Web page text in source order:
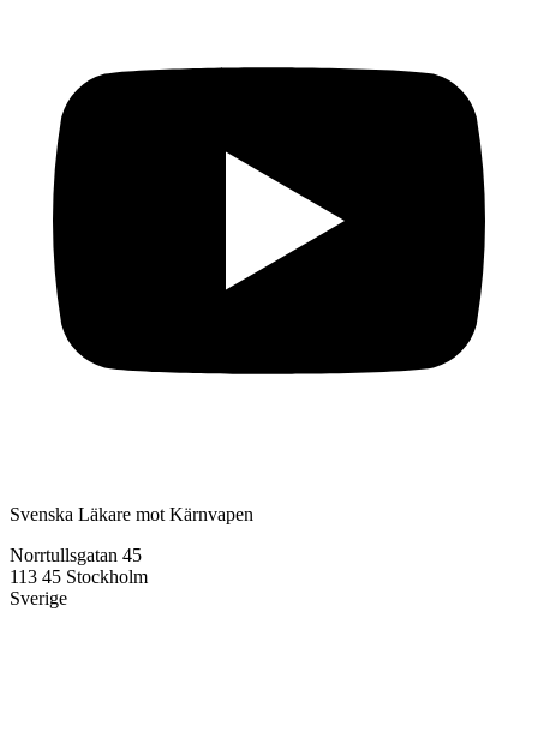
Svenska Läkare mot Kärnvapen
Norrtullsgatan 45
113 45 Stockholm
Sverige